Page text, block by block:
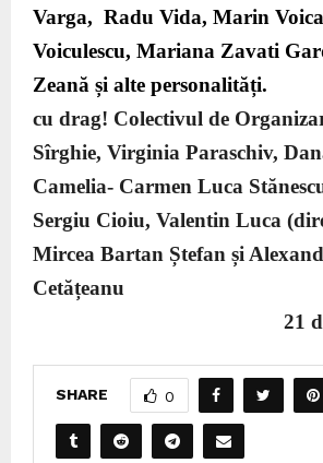
Varga, Radu Vida, Marin
Voiculescu, Mariana Zavati
Zeană și alte personalități.
Vă
cu drag! Colectivul de
Sîrghie, Virginia Paraschiv,
Camelia- Carmen Luca
Sergiu Cioiu, Valentin Luca
Mircea Bartan Ștefan și
Cetățeanu
21
SHARE 0